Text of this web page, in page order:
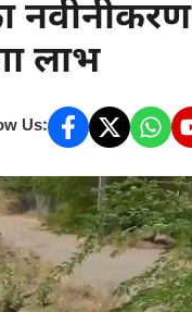
नवीनीकरण
लाभ
Us: